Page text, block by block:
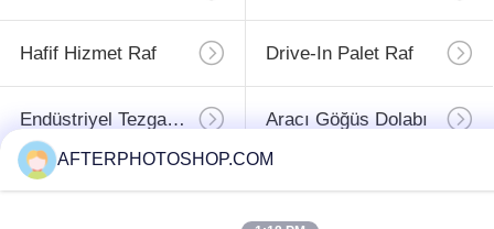
Hafif Hizmet Raf Drive-In Palet Raf
Endüstriyel Tezgahları Aracı Göğüs Dolabı
AFTERPHOTOSHOP.COM